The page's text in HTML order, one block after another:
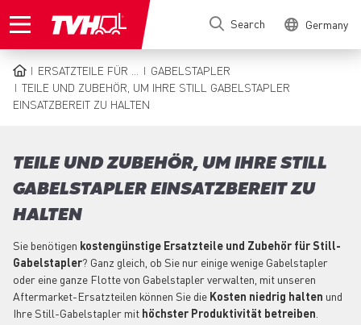
to
Search Germany
BREADCRUMB
ERSATZTEILE FÜR ...
GABELSTAPLER
TEILE UND ZUBEHÖR, UM IHRE STILL GABELSTAPLER
EINSATZBEREIT ZU HALTEN
TEILE UND ZUBEHÖR, UM IHRE STILL
GABELSTAPLER EINSATZBEREIT ZU
HALTEN
Sie benötigen kostengünstige Ersatzteile und Zubehör für Still-
Gabelstapler? Ganz gleich, ob Sie nur einige wenige Gabelstapler
oder eine ganze Flotte von Gabelstapler verwalten, mit unseren
Aftermarket-Ersatzteilen können Sie die Kosten niedrig halten und
Ihre Still-Gabelstapler mit höchster Produktivität betreiben